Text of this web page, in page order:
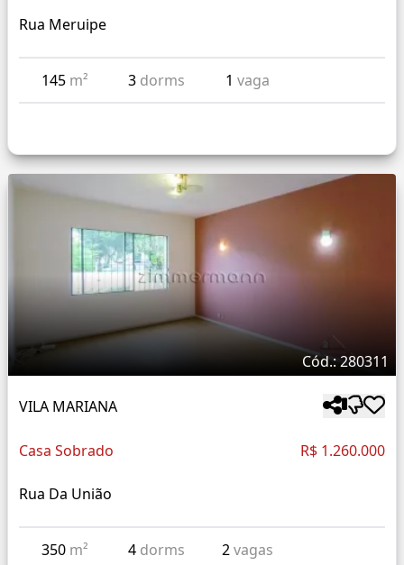
Rua Meruipe
145 m² 3 dorms 1vaga
Cód.: 280311
VILA MARIANA
Casa Sobrado R$ 1.260.000
Rua Da União
350 m² 4 dorms 2vagas